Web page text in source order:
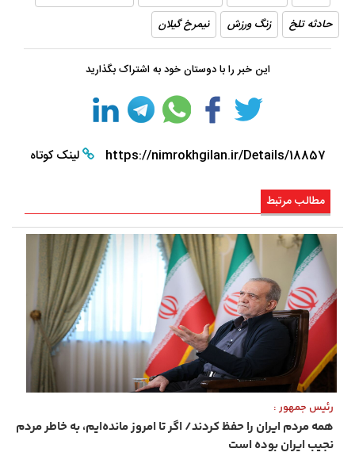
حادثه تلخ
زنگ ورزش نیمرخ گیلان
این خبر را با دوستان خود به اشتراک بگذارید
https://nimrokhgilan.ir/Details/18857 لینک کوتاه
مطالب مرتبط
رئیس ‌جمهور :
همه مردم ایران را حفظ کردند/ اگر تا امروز مانده‌ایم، به ‌خاطر مردم
نجیب ایران بوده است